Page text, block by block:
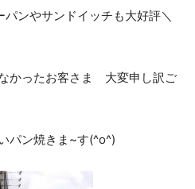
ンやサンドイッチも大好評＼
かったお客さま 大変申し訳ご
パン焼きま~す(^o^)